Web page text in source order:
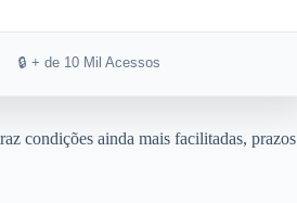
🔒 + de 10 Mil Acessos
condições ainda mais facilitadas,